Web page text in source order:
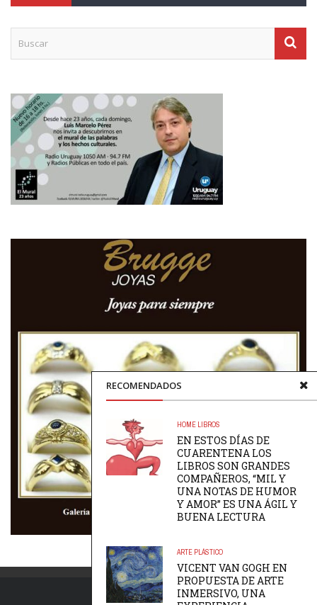
RECOMENDADOS
HOME LIBROS
EN ESTOS DÍAS DE
CUARENTENA LOS
LIBROS SON GRANDES
COMPAÑEROS, “MIL Y
UNA NOTAS DE HUMOR
Y AMOR” ES UNA ÁGIL Y
BUENA LECTURA
ARTE PLÁSTICO
VICENT VAN GOGH EN
PROPUESTA DE ARTE
INMERSIVO, UNA